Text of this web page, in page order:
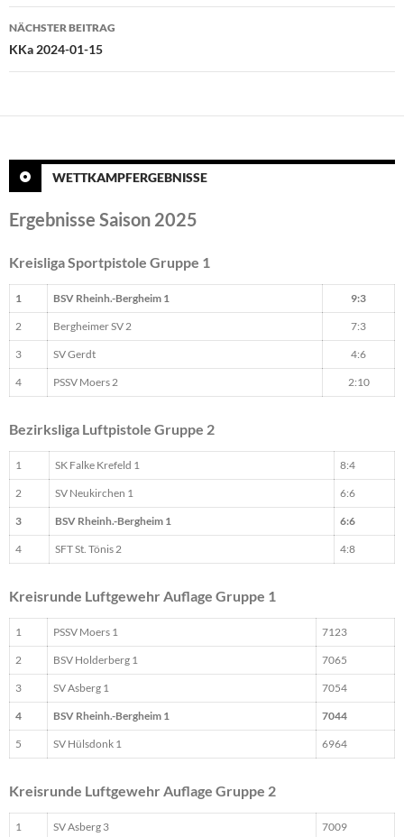
NÄCHSTER BEITRAG
KKa 2024-01-15
WETTKAMPFERGEBNISSE
Ergebnisse Saison 2025
Kreisliga Sportpistole Gruppe 1
1 BSV Rheinh.-Bergheim 1 9:3
2 Bergheimer SV 2 7:3
3 SV Gerdt 4:6
4 PSSV Moers 2 2:10
Bezirksliga Luftpistole Gruppe 2
1 SK Falke Krefeld 1 8:4
2 SV Neukirchen 1 6:6
3 BSV Rheinh.-Bergheim 1 6:6
4 SFT St. Tönis 2 4:8
Kreisrunde Luftgewehr Auflage Gruppe 1
1 PSSV Moers 1 7123
2 BSV Holderberg 1 7065
3 SV Asberg 1 7054
4 BSV Rheinh.-Bergheim 1 7044
5 SV Hülsdonk 1 6964
Kreisrunde Luftgewehr Auflage Gruppe 2
1 SV Asberg 3 7009